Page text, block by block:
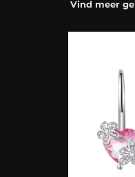
Vind meer